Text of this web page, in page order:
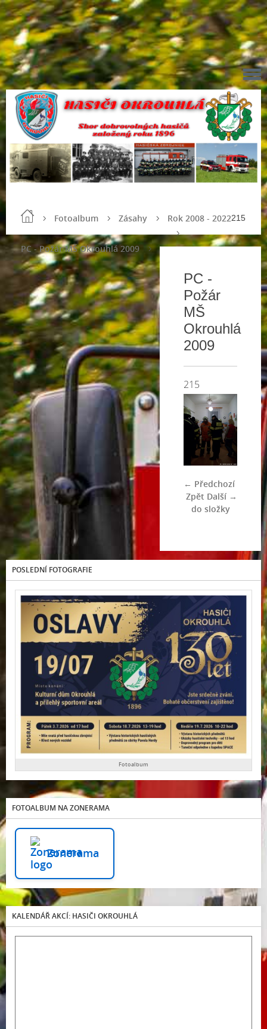
Fotoalbum Zásahy Rok 2008 - 2022
PC - Požár MŠ Okrouhlá 2009
215
PC -
Požár
MŠ
Okrouhlá
2009
215
← Předchozí
Další →
Zpět
do složky
POSLEDNÍ FOTOGRAFIE
Fotoalbum
FOTOALBUM NA ZONERAMA
Zonerama
KALENDÁŘ AKCÍ: HASIČI OKROUHLÁ